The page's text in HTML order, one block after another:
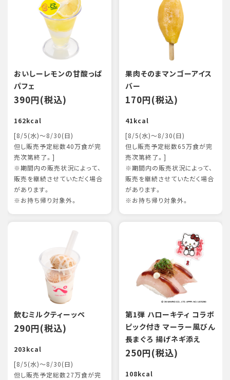
おいしーレモンの甘酸っぱ
パフェ
390円(税込)
162kcal
[8/5(水)～8/30(日)
但し販売予定総数40万食が完
売次第終了。]
※期間内の販売状況によって、
販売を継続させていただく場合
があります。
※お持ち帰り対象外。
果肉そのまマンゴーアイス
バー
170円(税込)
41kcal
[8/5(水)～8/30(日)
但し販売予定総数65万食が完
売次第終了。]
※期間内の販売状況によって、
販売を継続させていただく場合
があります。
※お持ち帰り対象外。
飲むミルクティーッペ
290円(税込)
203kcal
[8/5(水)～8/30(日)
但し販売予定総数27万食が完
第1弾 ハローキティ コラボ
ピック付き マーラー風びん
長まぐろ 揚げネギ添え
250円(税込)
108kcal